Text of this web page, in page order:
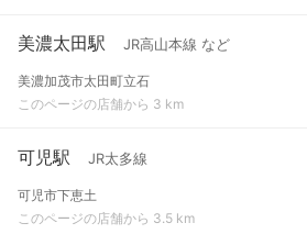
美濃太田駅 JR高山本線 など
美濃加茂市太田町立石
このページの店舗から 3 km
可児駅 JR太多線
可児市下恵土
このページの店舗から 3.5 km